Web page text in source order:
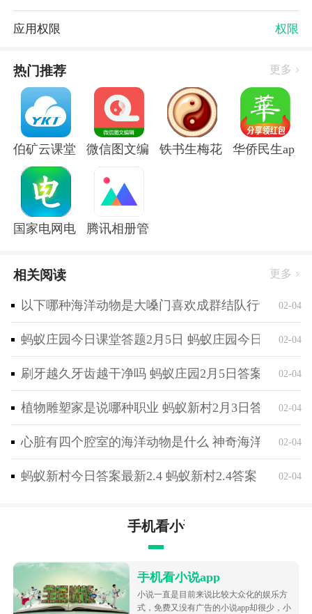
1、通过定期更新和用户反馈，精选出各类热门的壁纸
图片，为用户提供最新和最受欢迎的作品，可以在中轻
屏幕注入新鲜的活力。
2、致力于为用户带来最新的壁纸资源，无论是国内外
的摄影作品、插画设计还是其他类型的壁纸，都会在中
持续更新，并且全部免费提供给用户使用，可以时刻关
注口袋马良，享受最视觉盛宴。
3、提供了多种实用的预览功能，在选择壁纸时更加方
便，可以在口袋马良中查看实际效果、放大细节、调整
适应屏幕等操作，确保选择的壁纸能够完美适应手机屏
幕，并且呈现出最佳的效果。
的需求，壁纸资源经过严格筛选和审核，保证质量可
靠，享受愉快和安心的体验。
应用权限 权限
热门推荐 更多
伯矿云课堂手机版微信图文编辑大师软件
铁书生梅花app华侨民生app
国家电网电e宝官方版腾讯相册管家app
相关阅读 更多
以下哪种海洋动物是大嗓门喜欢成群结队行动 神奇
02-04
蚂蚁庄园今日课堂答题2月5日 蚂蚁庄园今日课堂答
02-04
刷牙越久牙齿越干净吗 蚂蚁庄园2月5日答案最新02-04
植物雕塑家是说哪种职业 蚂蚁新村2月3日答案最新
02-04
心脏有四个腔室的海洋动物是什么 神奇海洋2月4日
02-04
蚂蚁新村今日答案最新2.4 蚂蚁新村2.4答案 02-04
手机看小说app
手机看小说app
小说一直是目前来说比较大众化的娱乐方
式，免费又没有广告的小说app却很少，小